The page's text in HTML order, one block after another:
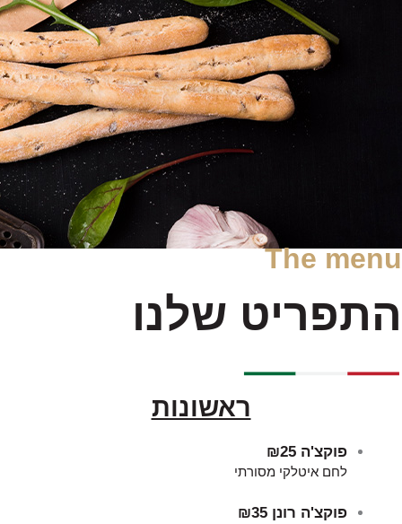
The menu
התפריט שלנו
ראשונות
פוקצ'ה₪25
לחם איטלקי מסורתי
פוקצ'ה רונן₪35